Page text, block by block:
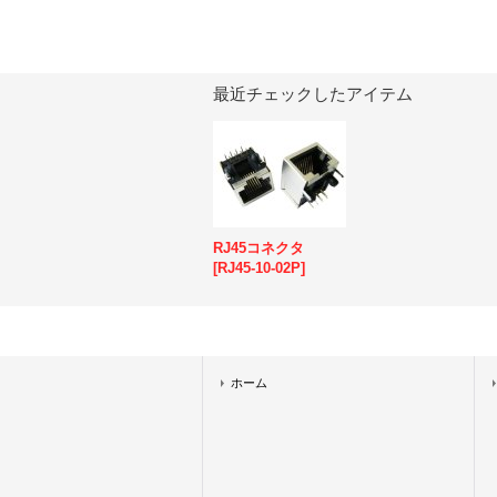
最近チェックしたアイテム
RJ45コネクタ
[RJ45-10-02P]
ホーム